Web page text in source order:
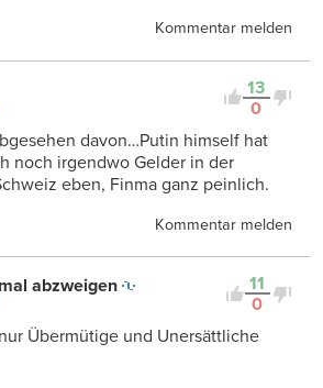
Kommentar melden
13
0
davon…Putin himself hat
noch irgendwo Gelder in der
eben, Finma ganz peinlich.
Kommentar melden
11
0
abzweigen
Übermütige und Unersättliche